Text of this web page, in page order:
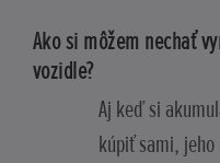
Ako si môžem nechať
vozidle?
Aj keď si
kúpiť sami,